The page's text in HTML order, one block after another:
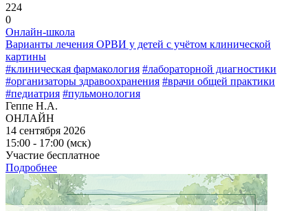
224
0
Онлайн-школа
Варианты лечения ОРВИ у детей с учётом клинической
картины
#клиническая фармакология #лабораторной диагностики
#организаторы здравоохранения #врачи общей практики
#педиатрия #пульмонология
Геппе Н.А.
ОНЛАЙН
14 сентября 2026
15:00 - 17:00 (мск)
Участие бесплатное
Подробнее